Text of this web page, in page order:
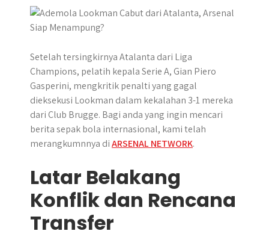
r
p
k
e
r
a
m
Setelah tersingkirnya Atalanta dari Liga
Champions, pelatih kepala Serie A, Gian Piero
Gasperini, mengkritik penalti yang gagal
dieksekusi Lookman dalam kekalahan 3-1 mereka
dari Club Brugge. Bagi anda yang ingin mencari
berita sepak bola internasional, kami telah
merangkumnnya diARSENAL NETWORK.
Latar Belakang
Konflik dan Rencana
Transfer